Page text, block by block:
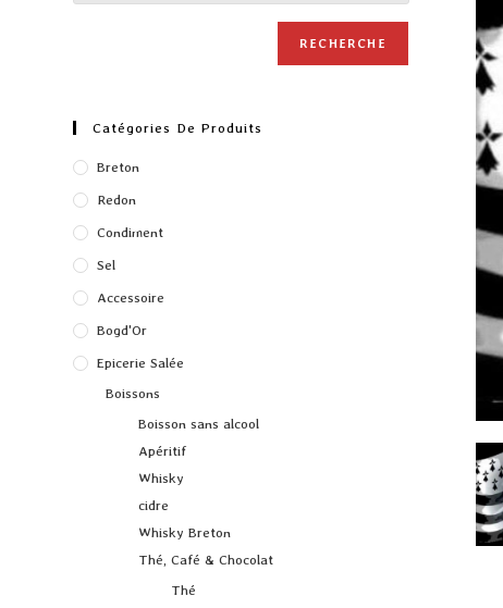
RECHERCHE
Catégories De Produits
Breton
Redon
Condiment
Sel
Accessoire
Bogd'Or
Epicerie Salée
Boissons
Boisson sans alcool
Apéritif
Whisky
cidre
Whisky Breton
Thé, Café & Chocolat
Thé